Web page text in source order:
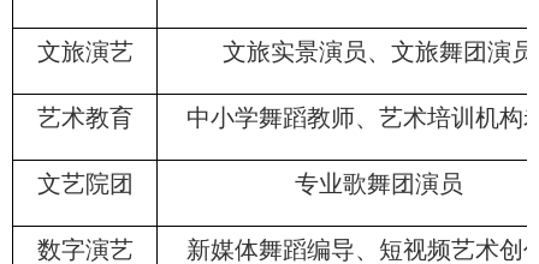
文旅演艺 文旅实景演员、文旅舞团演员
艺术教育 中小学舞蹈教师、艺术培训机构
文艺院团 专业歌舞团演员
数字演艺 新媒体舞蹈编导、短视频艺术创